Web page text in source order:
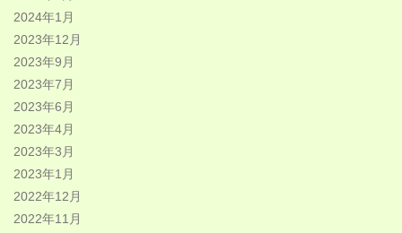
2024年1月
2023年12月
2023年9月
2023年7月
2023年6月
2023年4月
2023年3月
2023年1月
2022年12月
2022年11月